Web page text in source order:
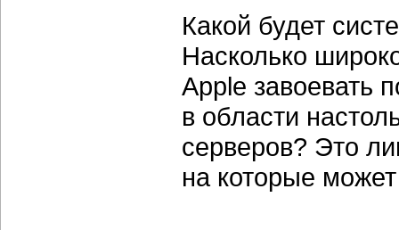
Какой будет
Насколько
Apple завоевать
в области
серверов? Это
на которые